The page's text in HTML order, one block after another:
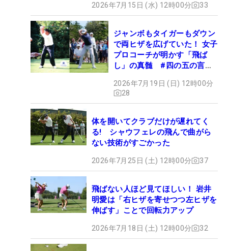
2026年7月15日 (水) 12時00分 33
ジャンボもタイガーもダウン
で両ヒザを広げていた！ 女子
プロコーチが明かす「飛ば
し」の真髄 #四の五の言わ
2026年7月19日 (日) 12時00分
28
体を開いてクラブだけが遅れてく
る! シャウフェレの飛んで曲がら
ない技術がすごかった
2026年7月25日 (土) 12時00分 37
飛ばない人ほど見てほしい！ 岩井
明愛は「右ヒザを寄せつつ左ヒザを
伸ばす」ことで回転力アップ
2026年7月18日 (土) 12時00分 32